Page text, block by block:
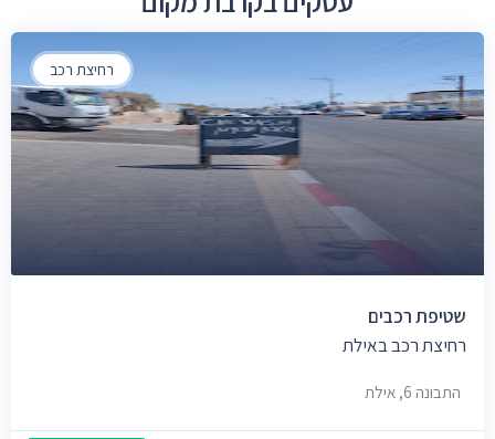
רחיצת רכב
שטיפת רכבים
רחיצת רכב באילת
התבונה 6, אילת